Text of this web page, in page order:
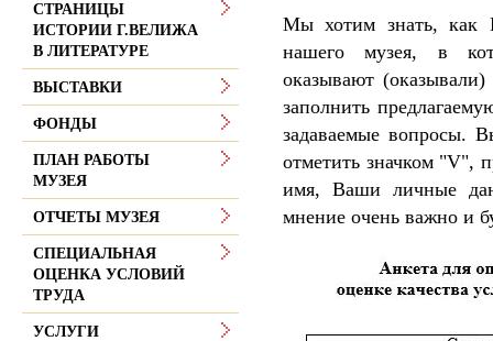
Мы хотим знать, как
нашего музея, в
оказывают
заполнить
задаваемые вопросы.
отметить значком "V",
имя, Ваши личные
мнение очень важно и
СТРАНИЦЫ
ИСТОРИИ Г.ВЕЛИЖА
В ЛИТЕРАТУРЕ
ВЫСТАВКИ
ФОНДЫ
ПЛАН РАБОТЫ
МУЗЕЯ
ОТЧЕТЫ МУЗЕЯ
СПЕЦИАЛЬНАЯ
ОЦЕНКА УСЛОВИЙ
ТРУДА
УСЛУГИ